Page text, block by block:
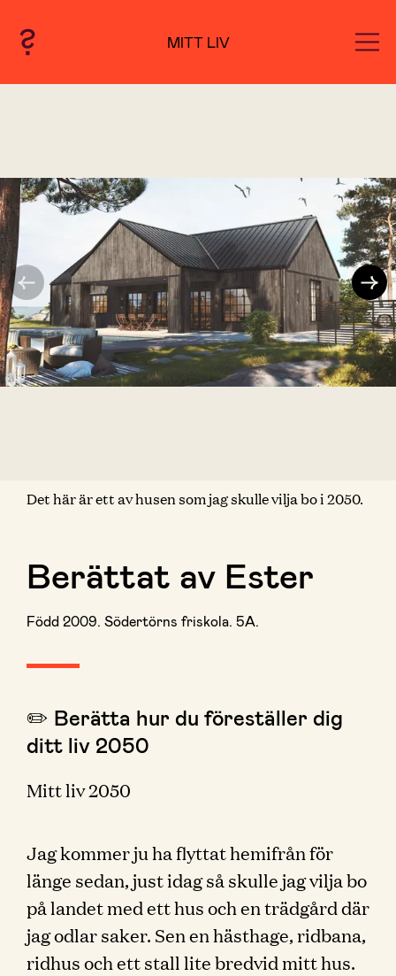
MITT LIV
Det här är ett av husen som jag skulle vilja bo i 2050.
Berättat av Ester
Född 2009. Södertörns friskola. 5A.
✏️ Berätta hur du föreställer dig
ditt liv 2050
Mitt liv 2050
Jag kommer ju ha flyttat hemifrån för
länge sedan, just idag så skulle jag vilja bo
på landet med ett hus och en trädgård där
jag odlar saker. Sen en hästhage, ridbana,
ridhus och ett stall lite bredvid mitt hus.